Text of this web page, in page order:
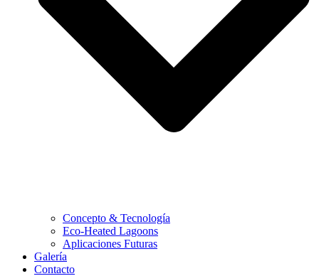
Concepto & Tecnología
Eco-Heated Lagoons
Aplicaciones Futuras
Galería
Contacto